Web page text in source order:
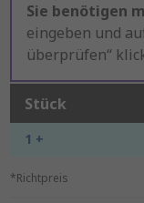
Sie benötigen
eingeben und
überprüfen“
Stück
1 +
*Richtpreis